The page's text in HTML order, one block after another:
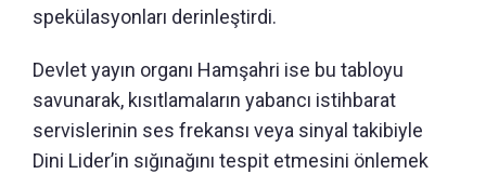
spekülasyonları derinleştirdi.
Devlet yayın organı Hamşahri ise bu tabloyu
savunarak, kısıtlamaların yabancı istihbarat
servislerinin ses frekansı veya sinyal takibiyle
Dini Lider’in sığınağını tespit etmesini önlemek